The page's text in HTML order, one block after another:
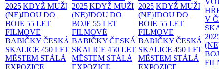
2025 KDYŽ MUŽI
(NE)JDOU DO
BOJE 55 LET
FILMOVÉ
BABIČKY ČESKÁ
SKALICE 450 LET
MĚSTEM STÁLÁ
EXPOZICE
2025 KDYŽ MUŽI
(NE)JDOU DO
BOJE 55 LET
FILMOVÉ
BABIČKY ČESKÁ
SKALICE 450 LET
MĚSTEM STÁLÁ
EXPOZICE
2025 KDYŽ MUŽI
(NE)JDOU DO
BOJE 55 LET
FILMOVÉ
BABIČKY ČESKÁ
SKALICE 450 LET
MĚSTEM STÁLÁ
EXPOZICE
V